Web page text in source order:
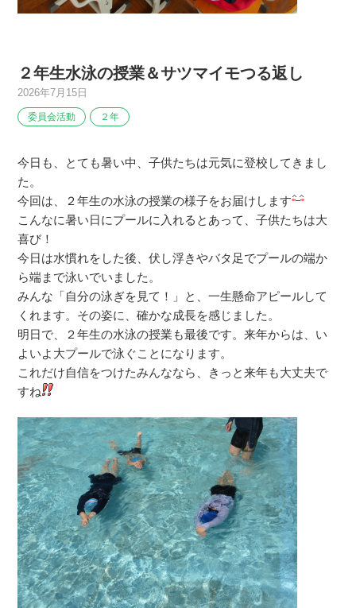
２年生水泳の授業＆サツマイモつる返し
2026年7月15日
委員会活動 ２年
今日も、とても暑い中、子供たちは元気に登校してきまし
た。
今回は、２年生の水泳の授業の様子をお届けします
こんなに暑い日にプールに入れるとあって、子供たちは大
喜び！
今日は水慣れをした後、伏し浮きやバタ足でプールの端か
ら端まで泳いでいました。
みんな「自分の泳ぎを見て！」と、一生懸命アピールして
くれます。その姿に、確かな成長を感じました。
明日で、２年生の水泳の授業も最後です。来年からは、い
よいよ大プールで泳ぐことになります。
これだけ自信をつけたみんななら、きっと来年も大丈夫で
すね